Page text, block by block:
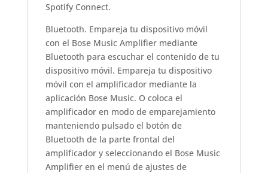
Spotify Connect.
Bluetooth. Empareja tu dispositivo móvil
con el Bose Music Amplifier mediante
Bluetooth para escuchar el contenido de tu
dispositivo móvil. Empareja tu dispositivo
móvil con el amplificador mediante la
aplicación Bose Music. O coloca el
amplificador en modo de emparejamiento
manteniendo pulsado el botón de
Bluetooth de la parte frontal del
amplificador y seleccionando el Bose Music
Amplifier en el menú de ajustes de